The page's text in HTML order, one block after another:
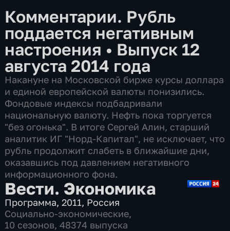
Комментарии. Рубль
поддается негативным
настроения • Выпуск 12
августа 2014 года
Накануне на Московской бирже курсы доллара
и единой европейской валюты понизились.
Фондовые индексы подбадривали
национальную валюту. Нефть пока торгуется
"без огонька". В итоге Сергей Алин, старший
аналитик ИГ "Норд-Капитал", не исключает, что
рубль продолжит слабеть в ближайшие дни,
оказавшись под давлением негативного
информационного фона.
Вести. Экономика
Программа,2011, Россия
Социально-экономические,
10 сезонов, 48374 выпуска